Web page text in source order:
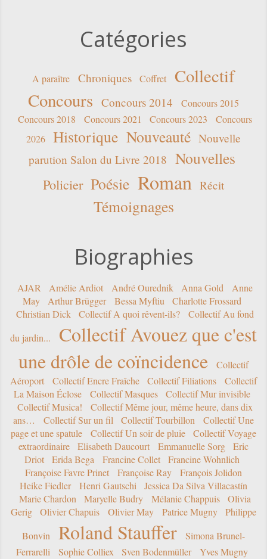
Catégories
A paraître Chroniques Coffret
Collectif
Concours Concours 2014
Concours 2015
Concours 2018
Concours 2021 Concours 2023
Concours
2026
Historique Nouveauté Nouvelle
parution Salon du Livre 2018 Nouvelles
Policier Poésie Roman Récit
Témoignages
Biographies
AJAR Amélie Ardiot André Ourednik Anna Gold
Anne
May
Arthur Brügger Bessa Myftiu
Charlotte Frossard
Christian Dick
Collectif A quoi rêvent-ils?
Collectif Au fond
du jardin...
Collectif Avouez que c'est
une drôle de coïncidence
Collectif
Aéroport
Collectif Encre Fraîche Collectif Filiations
Collectif
La Maison Éclose
Collectif Masques
Collectif Mur invisible
Collectif Musica!
Collectif Même jour, même heure, dans dix
ans…
Collectif Sur un fil Collectif Tourbillon
Collectif Une
page et une spatule
Collectif Un soir de pluie
Collectif Voyage
extraordinaire
Elisabeth Daucourt Emmanuelle Sorg
Eric
Driot
Erida Bega Francine Collet
Francine Wohnlich
Françoise Favre Prinet
Françoise Ray
François Jolidon
Heike Fiedler
Henri Gautschi
Jessica Da Silva Villacastín
Marie Chardon
Maryelle Budry Mélanie Chappuis
Olivia
Gerig
Olivier Chapuis Olivier May Patrice Mugny
Philippe
Bonvin
Roland Stauffer
Simona Brunel-
Ferrarelli
Sophie Colliex Sven Bodenmüller Yves Mugny